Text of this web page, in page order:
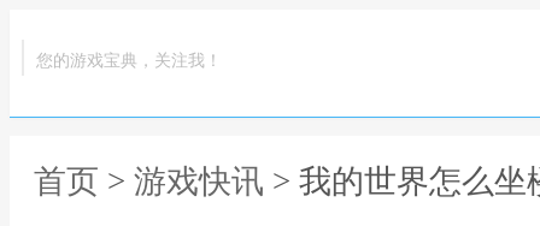
您的游戏宝典，关注我！
首页 > 游戏快讯 > 我的世界怎么